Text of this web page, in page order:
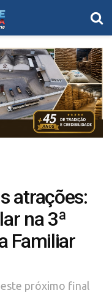
atrações:
na 3ª
Familiar
próximo final